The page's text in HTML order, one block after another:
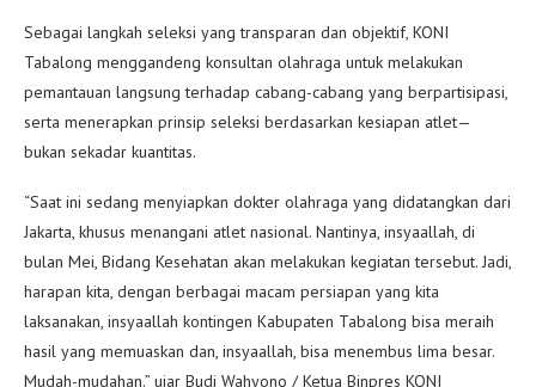
Sebagai langkah seleksi yang transparan dan objektif, KONI
Tabalong menggandeng konsultan olahraga untuk melakukan
pemantauan langsung terhadap cabang-cabang yang berpartisipasi,
serta menerapkan prinsip seleksi berdasarkan kesiapan atlet—
bukan sekadar kuantitas.
“Saat ini sedang menyiapkan dokter olahraga yang didatangkan dari
Jakarta, khusus menangani atlet nasional. Nantinya, insyaallah, di
bulan Mei, Bidang Kesehatan akan melakukan kegiatan tersebut. Jadi,
harapan kita, dengan berbagai macam persiapan yang kita
laksanakan, insyaallah kontingen Kabupaten Tabalong bisa meraih
hasil yang memuaskan dan, insyaallah, bisa menembus lima besar.
Mudah-mudahan.” ujar Budi Wahyono / Ketua Binpres KONI